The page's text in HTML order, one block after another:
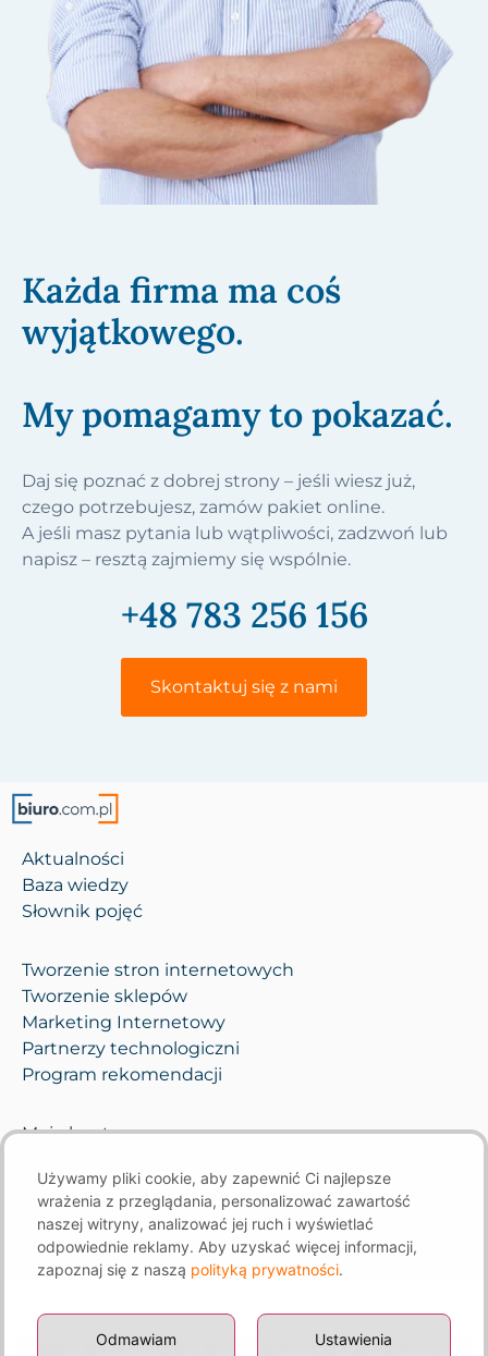
Każda firma ma coś
wyjątkowego.
My pomagamy to pokazać.
Daj się poznać z dobrej strony – jeśli wiesz już,
czego potrzebujesz, zamów pakiet online.
A jeśli masz pytania lub wątpliwości, zadzwoń lub
napisz – resztą zajmiemy się wspólnie.
+48 783 256 156
Skontaktuj się z nami
Aktualności
Baza wiedzy
Słownik pojęć
Tworzenie stron internetowych
Tworzenie sklepów
Marketing Internetowy
Partnerzy technologiczni
Program rekomendacji
Moje konto
Kontakt
Używamy pliki cookie, aby zapewnić Ci najlepsze
wrażenia z przeglądania, personalizować zawartość
naszej witryny, analizować jej ruch i wyświetlać
odpowiednie reklamy. Aby uzyskać więcej informacji,
zapoznaj się z naszą polityką prywatności.
Ustawienia
Odmawiam